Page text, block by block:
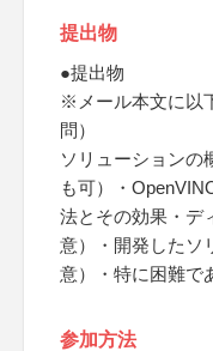
提出物
●提出物
※メール本文に以
問）
ソリューションの
も可）・
法とその効果・デ
意）・開発したソ
意）・特に困難で
参加方法